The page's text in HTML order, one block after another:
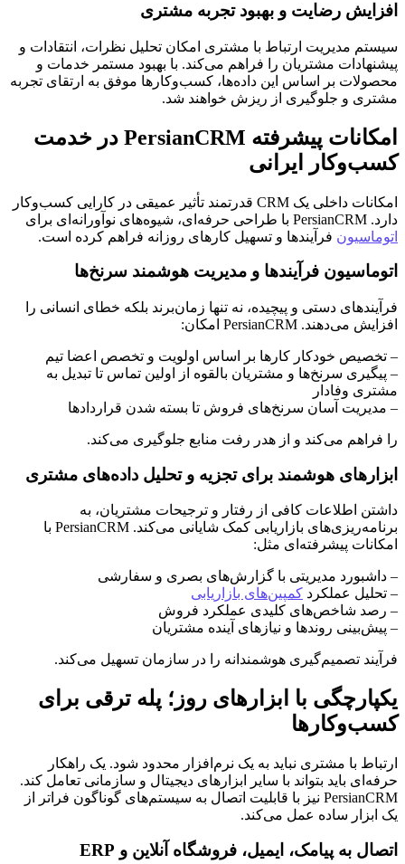
افزایش رضایت و بهبود تجربه مشتری
سیستم مدیریت ارتباط با مشتری امکان تحلیل نظرات، انتقادات و
پیشنهادات مشتریان را فراهم می‌کند. با بهبود مستمر خدمات و
محصولات بر اساس این داده‌ها، کسب‌وکارها موفق به ارتقای تجربه
مشتری و جلوگیری از ریزش خواهند شد.
امکانات پیشرفته PersianCRM در خدمت
کسب‌وکار ایرانی
امکانات داخلی یک CRM قدرتمند تأثیر عمیقی در کارایی کسب‌وکار
دارد. PersianCRM با طراحی حرفه‌ای، شیوه‌های نوآورانه‌ای برای
اتوماسیون فرآیندها و تسهیل کارهای روزانه فراهم کرده است.
اتوماسیون فرآیندها و مدیریت هوشمند سرنخ‌ها
فرآیندهای دستی و پیچیده، نه تنها زمان‌برند بلکه خطای انسانی را
افزایش می‌دهند. PersianCRM امکان:
– تخصیص خودکار کارها بر اساس اولویت و تخصص اعضا تیم
– پیگیری سرنخ‌ها و مشتریان بالقوه از اولین تماس تا تبدیل به
مشتری وفادار
– مدیریت آسان سرنخ‌های فروش تا بسته شدن قراردادها
را فراهم می‌کند و از هدر رفت منابع جلوگیری می‌کند.
ابزارهای هوشمند برای تجزیه و تحلیل داده‌های مشتری
داشتن اطلاعات کافی از رفتار و ترجیحات مشتریان، به
برنامه‌ریزی‌های بازاریابی کمک شایانی می‌کند. PersianCRM با
امکانات پیشرفته‌ای مثل:
– داشبورد مدیریتی با گزارش‌های بصری و سفارشی
– تحلیل عملکرد کمپین‌های بازاریابی
– رصد شاخص‌های کلیدی عملکرد فروش
– پیش‌بینی روندها و نیازهای آینده مشتریان
فرآیند تصمیم‌گیری هوشمندانه را در سازمان تسهیل می‌کند.
یکپارچگی با ابزارهای روز؛ پله ترقی برای
کسب‌وکارها
ارتباط با مشتری نباید به یک نرم‌افزار محدود شود. یک راهکار
حرفه‌ای باید بتواند با سایر ابزارهای دیجیتال و سازمانی تعامل کند.
PersianCRM نیز با قابلیت اتصال به سیستم‌های گوناگون فراتر از
یک ابزار ساده عمل می‌کند.
اتصال به پیامک، ایمیل، فروشگاه آنلاین و ERP